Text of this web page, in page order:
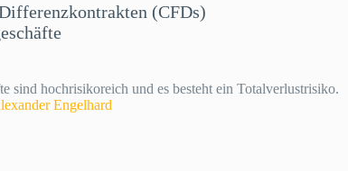
(CFDs)
sind hochrisikoreich und es besteht ein Totalverlustrisiko.
Engelhard